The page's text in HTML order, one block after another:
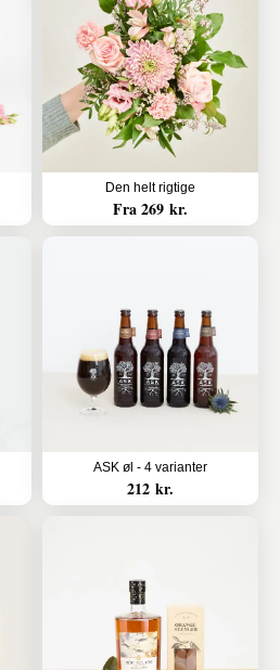
Den helt rigtige
Fra 269 kr.
ASK øl - 4 varianter
212 kr.